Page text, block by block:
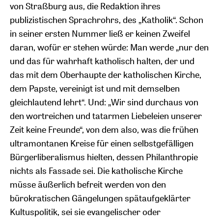
von Straßburg aus, die Redaktion ihres
publizistischen Sprachrohrs, des „Katholik“. Schon
in seiner ersten Nummer ließ er keinen Zweifel
daran, wofür er stehen würde: Man werde „nur den
und das für wahrhaft katholisch halten, der und
das mit dem Oberhaupte der katholischen Kirche,
dem Papste, vereinigt ist und mit demselben
gleichlautend lehrt“. Und: „Wir sind durchaus von
den wortreichen und tatarmen Liebeleien unserer
Zeit keine Freunde“, von dem also, was die frühen
ultramontanen Kreise für einen selbstgefälligen
Bürgerliberalismus hielten, dessen Philanthropie
nichts als Fassade sei. Die katholische Kirche
müsse äußerlich befreit werden von den
bürokratischen Gängelungen spätaufgeklärter
Kultuspolitik, sei sie evangelischer oder